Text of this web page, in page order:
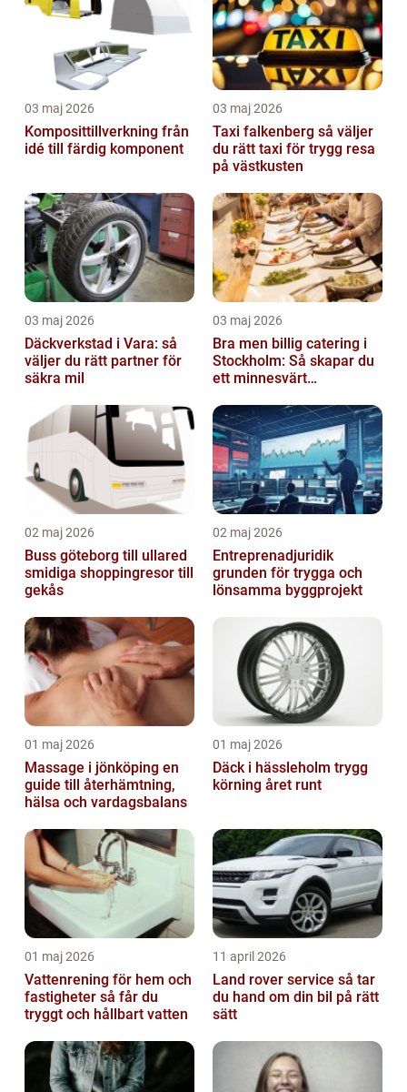
03 maj 2026
Komposittillverkning från
idé till färdig komponent
03 maj 2026
Taxi falkenberg så väljer
du rätt taxi för trygg resa
på västkusten
03 maj 2026
Däckverkstad i Vara: så
väljer du rätt partner för
säkra mil
03 maj 2026
Bra men billig catering i
Stockholm: Så skapar du
ett minnesvärt
02 maj 2026
Buss göteborg till ullared
smidiga shoppingresor till
gekås
02 maj 2026
Entreprenadjuridik
grunden för trygga och
lönsamma byggprojekt
01 maj 2026
Massage i jönköping en
guide till återhämtning,
hälsa och vardagsbalans
01 maj 2026
Däck i hässleholm trygg
körning året runt
01 maj 2026
Vattenrening för hem och
fastigheter så får du
tryggt och hållbart vatten
11 april 2026
Land rover service så tar
du hand om din bil på rätt
sätt